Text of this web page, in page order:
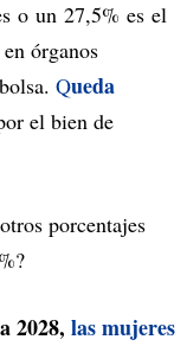
o un 27,5% es el
órganos
Queda
el bien de
porcentajes
2028, las mujeres